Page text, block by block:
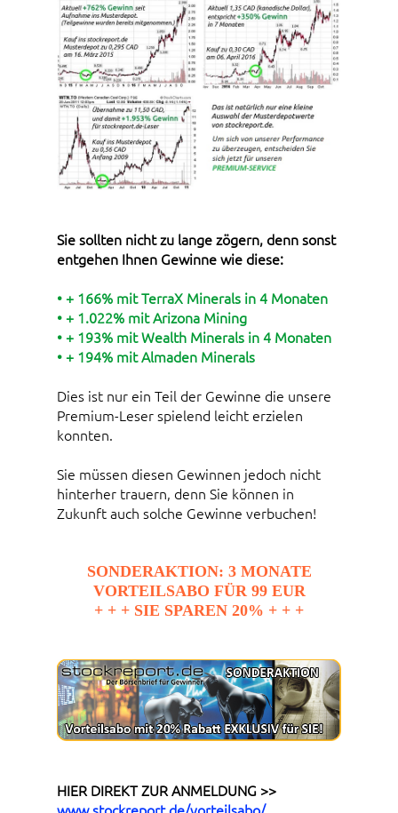
Sie sollten nicht zu lange zögern, denn sonst
entgehen Ihnen Gewinne wie diese:
• + 166% mit TerraX Minerals in 4 Monaten
• + 1.022% mit Arizona Mining
• + 193% mit Wealth Minerals in 4 Monaten
• + 194% mit Almaden Minerals
Dies ist nur ein Teil der Gewinne die unsere
Premium-Leser spielend leicht erzielen
konnten.
Sie müssen diesen Gewinnen jedoch nicht
hinterher trauern, denn Sie können in
Zukunft auch solche Gewinne verbuchen!
SONDERAKTION: 3 MONATE
VORTEILSABO FÜR 99 EUR
+ + + SIE SPAREN 20% + + +
HIER DIREKT ZUR ANMELDUNG >>